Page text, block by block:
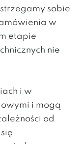
sobie
w
etapie
nie
i w
i mogą
od